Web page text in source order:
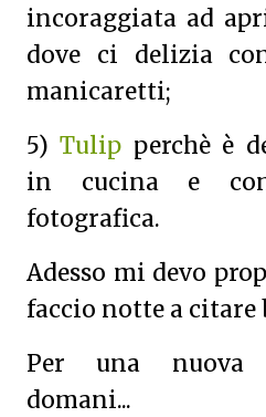
incoraggiata ad
dove ci delizia
manicaretti;
5)Tulip perchè è
in cucina e
fotografica.
Adesso mi devo
faccio notte a citare
Per una nuova
domani...